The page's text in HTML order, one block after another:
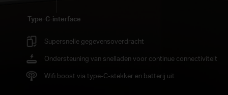
Type-C-interface
Supersnelle gegevensoverdracht
Ondersteuning van snelladen voor continue connectiviteit
Wifi boost via type-C-stekker en batterij uit